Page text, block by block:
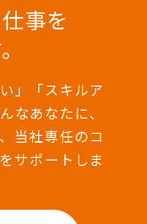
事を
」「スキルア
なあなたに、
当社専任のコ
サポートしま